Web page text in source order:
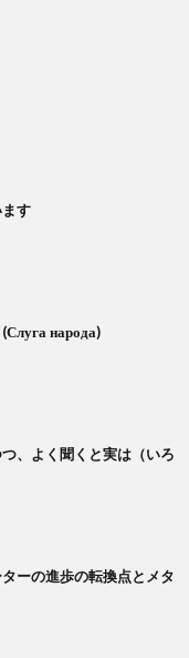
す
народа)
、よく聞くと実は（いろ
ーの進歩の転換点とメタ